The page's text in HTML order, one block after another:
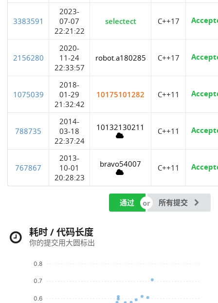
3383591
2023-
07-07
22:21:22
selectect C++17
2156280
2020-
11-24
22:33:57
robot.a180285 C++17
1075039
2018-
01-29
21:32:42
10175101282 C++11
788735
2014-
03-18
22:37:24
10132130211 C++11
767867
2013-
10-01
20:28:23
bravo54007 C++11
通过 所有提交
耗时 / 代码长度
你的提交用大圆标出